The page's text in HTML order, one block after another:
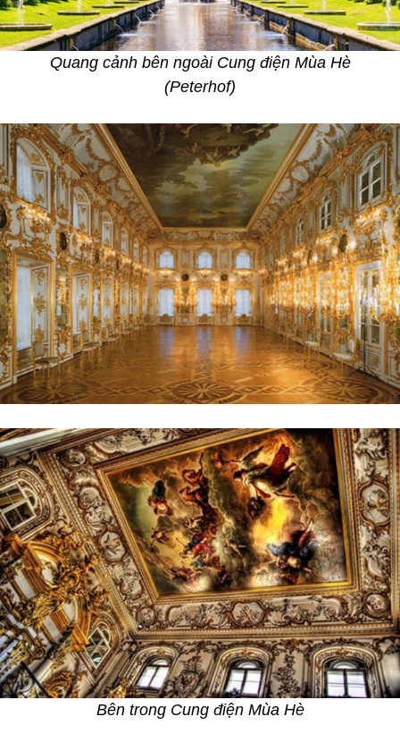
Quang cảnh bên ngoài Cung điện Mùa Hè
(Peterhof)
Bên trong Cung điện Mùa Hè